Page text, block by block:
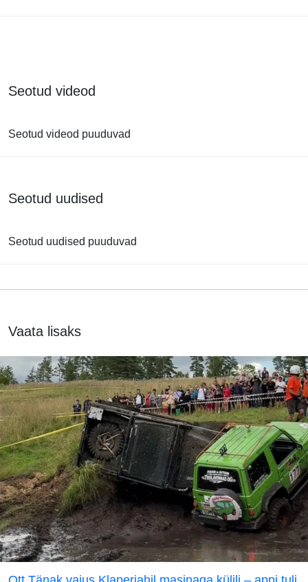
Seotud videod
Seotud videod puuduvad
Seotud uudised
Seotud uudised puuduvad
Vaata lisaks